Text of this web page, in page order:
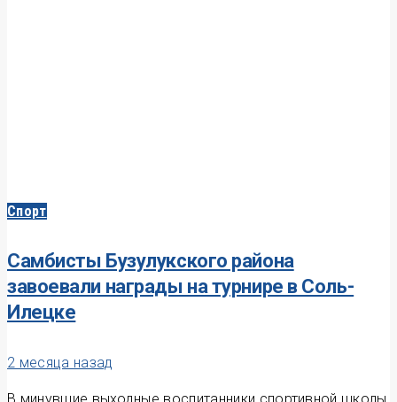
Спорт
Самбисты Бузулукского района
завоевали награды на турнире в Соль-
Илецке
2 месяца назад